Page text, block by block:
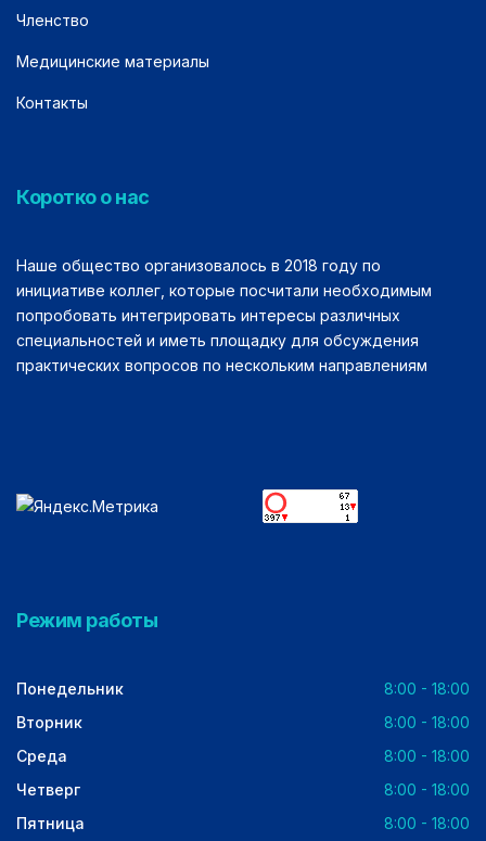
Членство
Медицинские материалы
Контакты
Коротко о нас
Наше общество организовалось в 2018 году по
инициативе коллег, которые посчитали необходимым
попробовать интегрировать интересы различных
специальностей и иметь площадку для обсуждения
практических вопросов по нескольким направлениям
Режим работы
Понедельник
8:00 - 18:00
Вторник
8:00 - 18:00
Среда
8:00 - 18:00
Четверг
8:00 - 18:00
Пятница
8:00 - 18:00